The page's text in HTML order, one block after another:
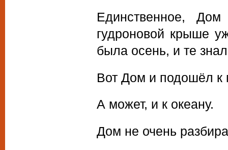
Единственное,
гудроновой крыше
была осень, и те
Вот Дом и подошёл
А может, и к океану.
Дом не очень